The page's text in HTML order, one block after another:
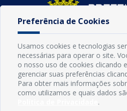
Município de Conde
Preferência de Cookies
Usamos cookies e tecnologias
necessárias para operar o site.
o nosso uso de cookies clicando
gerenciar suas preferências
Para obter mais informações
como utilizamos e quais dados
.